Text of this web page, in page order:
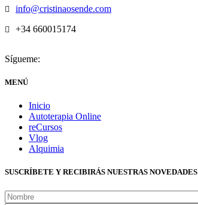
info@cristinaosende.com
+34 660015174
Sígueme:
MENÚ
Inicio
Autoterapia Online
reCursos
Vlog
Alquimia
SUSCRÍBETE Y RECIBIRÁS NUESTRAS NOVEDADES